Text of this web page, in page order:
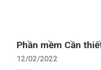
Phần mềm Cần
12/02/2022